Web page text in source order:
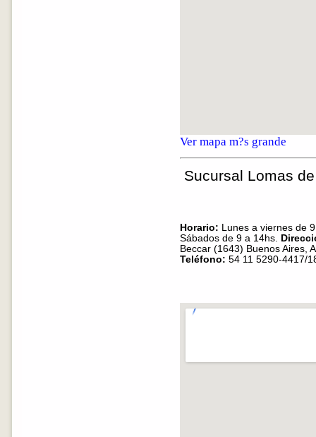
Ver mapa m?s grande
Sucursal Lomas
Horario: Lunes a viernes de
Sábados de 9 a 14hs.
Beccar (1643) Buenos Aires,
Teléfono: 54 11 5290-4417/